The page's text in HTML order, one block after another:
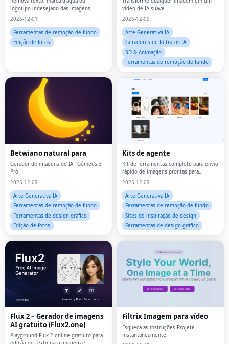
logotipo indesejado das imagens
2025-12-01
Ferramentas de remoção de fundo
Edição de fotos
vídeo de IA suave
2025-12-09
Arte Generativa IA
Geradores de Retratos IA
3D & Animação
Ferramentas de remoção de fundo
Betwiano natural para
Gerador de imagens de IA |Gêmeos 3
Pró
2025-12-09
Arte Generativa IA
Ferramentas de remoção de fundo
Ferramentas de design gráfico
Edição de fotos
Kits de agente
Kit de ferramentas completo para envio
rápido de imagens prontas para
comércio
2025-12-09
Arte Generativa IA
Ferramentas de remoção de fundo
Sites de inspiração de design
Ferramentas de design gráfico
Flux 2 – Gerador de imagens
AI gratuito (Flux2.one)
Playground Flux 2 online gratuito para
Filtrix Imagem para vídeo
Esqueça as instruções.Projete
instantaneamente.